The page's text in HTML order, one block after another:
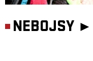
NEBOJSY ►